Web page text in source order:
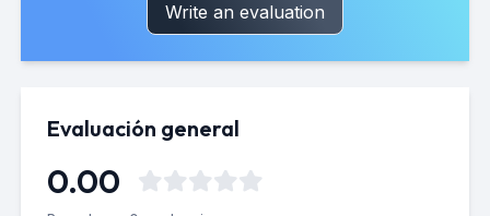
Write an evaluation
Evaluación general
0.00